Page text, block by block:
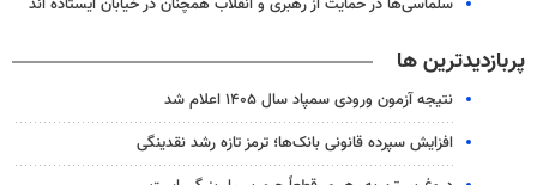
پربازدیدترین ها
نتیجه آزمون ورودی سمپاد سال ۱۴۰۵ اعلام شد
افزایش سپرده قانونی بانک‌ها؛ ترمز تازه رشد نقدینگی